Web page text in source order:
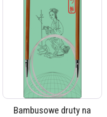
Bambusowe druty na